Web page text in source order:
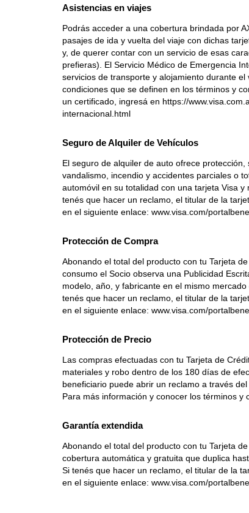
Asistencias en viajes
Podrás acceder a una cobertura brindada por
pasajes de ida y vuelta del viaje con dichas
y, de querer contar con un servicio de esas
prefieras). El Servicio Médico de Emergencia
servicios de transporte y alojamiento durante
condiciones que se definen en los términos y
un certificado, ingresá en https://
internacional.html
Seguro de Alquiler de Vehículos
El seguro de alquiler de auto ofrece
vandalismo, incendio y accidentes parciales o
automóvil en su totalidad con una tarjeta Visa
tenés que hacer un reclamo, el titular de la
en el siguiente enlace: www.visa.com/
Protección de Compra
Abonando el total del producto con tu Tarjeta
consumo el Socio observa una Publicidad
modelo, año, y fabricante en el mismo
tenés que hacer un reclamo, el titular de la
en el siguiente enlace: www.visa.com/
Protección de Precio
Las compras efectuadas con tu Tarjeta de
materiales y robo dentro de los 180 días de
beneficiario puede abrir un reclamo a través
Para más información y conocer los términos y
Garantía extendida
Abonando el total del producto con tu Tarjeta
cobertura automática y gratuita que duplica
Si tenés que hacer un reclamo, el titular de la
en el siguiente enlace: www.visa.com/